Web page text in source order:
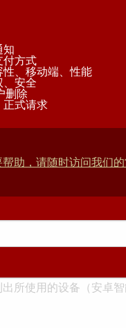
知
付方式
、移动端、性能
、安全
删除
正式请求
助，请随时访问我们